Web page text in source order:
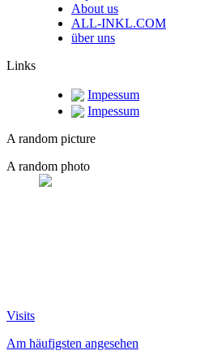
About us
ALL-INKL.COM
über uns
Links
Impessum
Impessum
A random picture
A random photo
Visits
Am häufigsten angesehen